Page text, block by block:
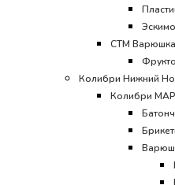
Эскимо
CТМ Варюшка
Колибри Нижний
Колибри